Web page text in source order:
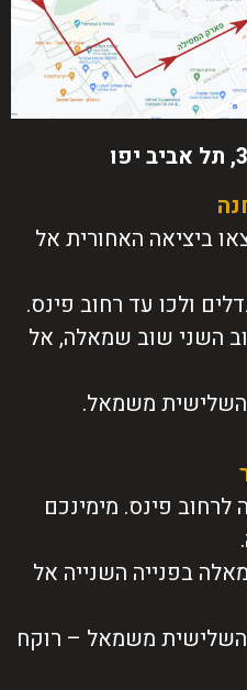
ביציאה האחורית אל
ולכו עד רחוב פינס.
השני שוב שמאלה, אל
השלישית משמאל.
לרחוב פינס. מימינכם
בפנייה השנייה אל
משמאל – רוקח